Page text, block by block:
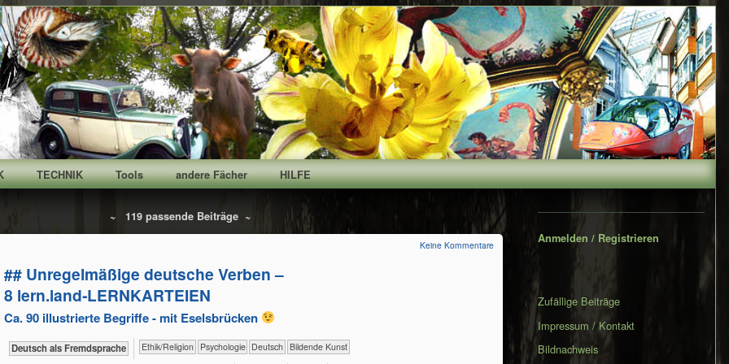
TECHNIK Tools andere Fächer HILFE
~ 119 passende Beiträge ~
## Unregelmäßige deutsche Verben –
8 lern.land‑LERNKARTEIEN
Ca. 90 illustrierte Begriffe - mit Eselsbrücken
​​​Deutsch als Fremdsprache ​​​​​​​​​​Ethik/​Religion ​​​​​​​​​​Psychologie ​​​​Deutsch Bildende Kunst
Keine Kommentare
Secondary
Sidebar
Anmelden / Registrieren
Zufällige Beiträge
Impressum / Kontakt
Bildnachweis